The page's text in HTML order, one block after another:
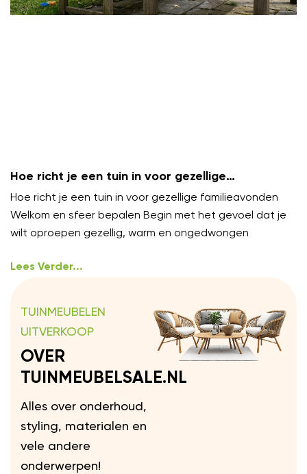
Hoe richt je een tuin in voor gezellige
familieavonden?
Hoe richt je een tuin in voor gezellige familieavonden
Welkom en sfeer bepalen Begin met het gevoel dat je
wilt oproepen gezellig, warm en ongedwongen
Lees Verder...
TUINMEUBELEN
UITVERKOOP
OVER
TUINMEUBELSALE.NL
Alles over onderhoud,
styling, materialen en
vele andere
onderwerpen!